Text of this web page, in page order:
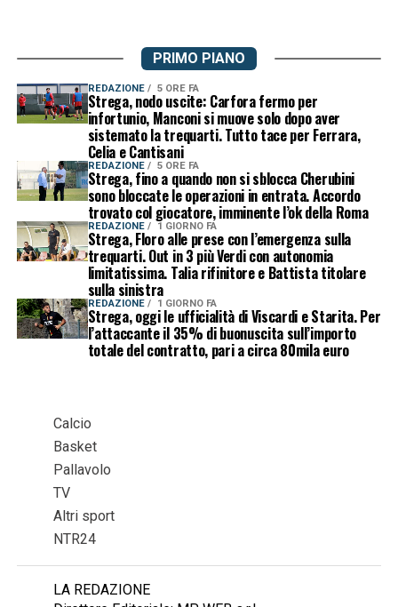
PRIMO PIANO
REDAZIONE 5 ORE FA
Strega, nodo uscite: Carfora fermo per
infortunio, Manconi si muove solo dopo aver
sistemato la trequarti. Tutto tace per Ferrara,
Celia e Cantisani
REDAZIONE 5 ORE FA
Strega, fino a quando non si sblocca Cherubini
sono bloccate le operazioni in entrata. Accordo
trovato col giocatore, imminente l’ok della Roma
REDAZIONE 1 GIORNO FA
Strega, Floro alle prese con l’emergenza sulla
trequarti. Out in 3 più Verdi con autonomia
limitatissima. Talia rifinitore e Battista titolare
sulla sinistra
REDAZIONE 1 GIORNO FA
Strega, oggi le ufficialità di Viscardi e Starita. Per
l’attaccante il 35% di buonuscita sull’importo
totale del contratto, pari a circa 80mila euro
Calcio
Basket
Pallavolo
TV
Altri sport
NTR24
LA REDAZIONE